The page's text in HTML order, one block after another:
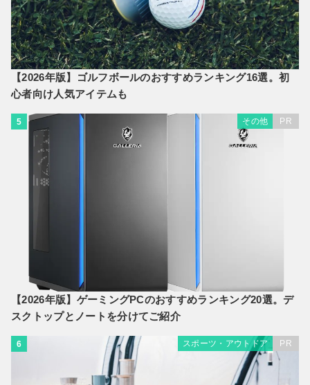
【2026年版】ゴルフボールのおすすめランキング16選。初
心者向け人気アイテムも
5 その他 PR
【2026年版】ゲーミングPCのおすすめランキング20選。デ
スクトップとノートを分けてご紹介
6 スポーツ・アウトドア PR